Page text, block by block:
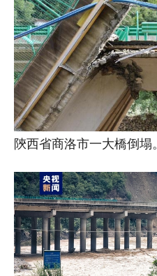
陝西省商洛市一大橋倒塌